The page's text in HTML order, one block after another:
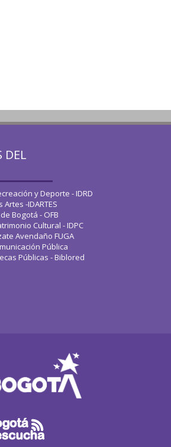
DEL
y Deporte - IDRD
-IDARTES
Bogotá - OFB
Cultural - IDPC
Avendaño FUGA
Pública
Públicas - Biblored